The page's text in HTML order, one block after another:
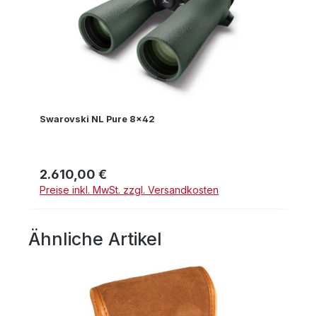
Swarovski NL Pure 8x42
Regulärer Preis:
2.610,00 €
Preise inkl. MwSt. zzgl. Versandkosten
Produktgalerie überspringen
Ähnliche Artikel